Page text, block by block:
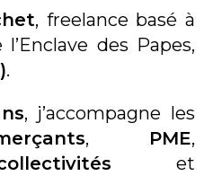
, freelance basé à
des Papes,
.
, j’accompagne les
, PME,
et